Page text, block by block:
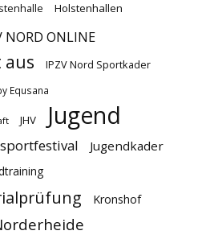
Holstenhallen
NORD ONLINE
aus IPZV Nord Sportkader
Equsana
JHV Jugend
Jugendkader
Kronshof